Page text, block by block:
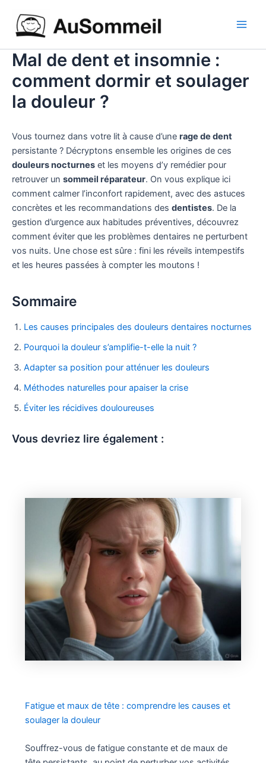
contenu
Mal de dent et insomnie :
comment dormir et soulager
la douleur ?
Vous tournez dans votre lit à cause d’une rage de dent
persistante ? Décryptons ensemble les origines de ces
douleurs nocturnes et les moyens d’y remédier pour
retrouver un sommeil réparateur. On vous explique ici
comment calmer l’inconfort rapidement, avec des astuces
concrètes et les recommandations des dentistes. De la
gestion d’urgence aux habitudes préventives, découvrez
comment éviter que les problèmes dentaires ne perturbent
vos nuits. Une chose est sûre : fini les réveils intempestifs
et les heures passées à compter les moutons !
Sommaire
Les causes principales des douleurs dentaires nocturnes
Pourquoi la douleur s’amplifie-t-elle la nuit ?
Adapter sa position pour atténuer les douleurs
Méthodes naturelles pour apaiser la crise
Éviter les récidives douloureuses
Vous devriez lire également :
Fatigue et maux de tête : comprendre les causes et
soulager la douleur
Souffrez-vous de fatigue constante et de maux de